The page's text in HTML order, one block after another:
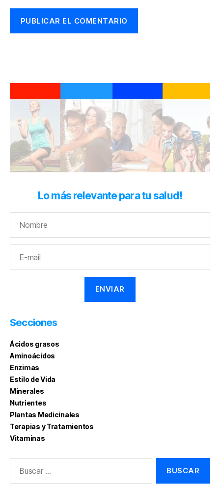
Lo más relevante para tu salud!
Secciones
Ácidos grasos
Aminoácidos
Enzimas
Estilo de Vida
Minerales
Nutrientes
Plantas Medicinales
Terapias y Tratamientos
Vitaminas